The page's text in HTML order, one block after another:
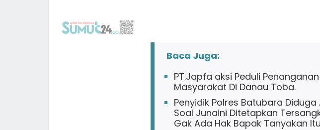
Baca Juga:
PT.Japfa aksi Peduli
Masyarakat Di Danau Toba.
Penyidik Polres Batubara
Soal Junaini Ditetapkan
Gak Ada Hak Bapak Tanyakan Itu